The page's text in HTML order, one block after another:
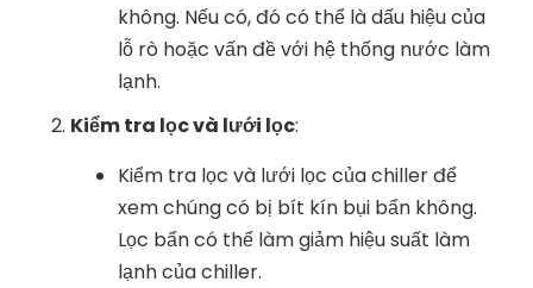
không. Nếu có, đó có thể là dấu hiệu của
lỗ rò hoặc vấn đề với hệ thống nước làm
lạnh.
Kiểm tra lọc và lưới lọc:
Kiểm tra lọc và lưới lọc của chiller để
xem chúng có bị bít kín bụi bẩn không.
Lọc bẩn có thể làm giảm hiệu suất làm
lạnh của chiller.